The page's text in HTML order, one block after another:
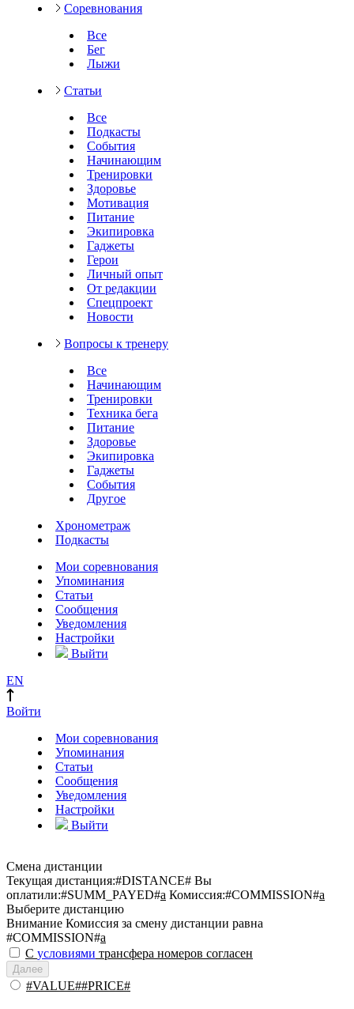
Соревнования
Все
Бег
Лыжи
Статьи
Все
Подкасты
События
Начинающим
Тренировки
Здоровье
Мотивация
Питание
Экипировка
Гаджеты
Герои
Личный опыт
От редакции
Спецпроект
Новости
Вопросы к тренеру
Все
Начинающим
Тренировки
Техника бега
Питание
Здоровье
Экипировка
Гаджеты
События
Другое
Хронометраж
Подкасты
Мои соревнования
Упоминания
Статьи
Сообщения
Уведомления
Настройки
Выйти
EN
Войти
Мои соревнования
Упоминания
Статьи
Сообщения
Уведомления
Настройки
Выйти
Смена дистанции
Текущая дистанция:#DISTANCE# Вы
оплатили:#SUMM_PAYED#a Комиссия:#COMMISSION#a
Выберите дистанцию
Внимание Комиссия за смену дистанции равна
#COMMISSION#a
С условиями трансфера номеров согласен
Далее
#VALUE##PRICE#